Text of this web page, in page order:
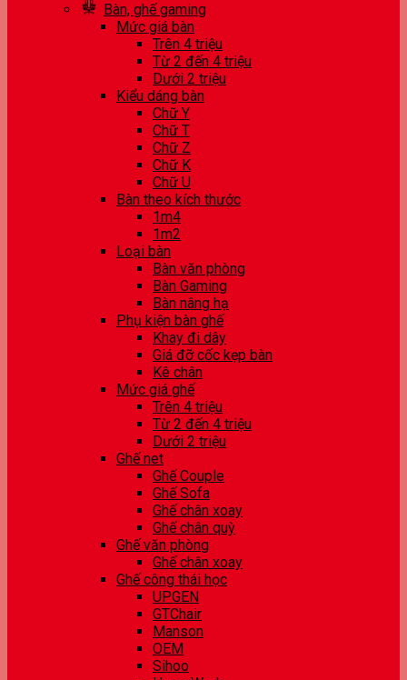
Bàn, ghế gaming
Mức giá bàn
Trên 4 triệu
Từ 2 đến 4 triệu
Dưới 2 triệu
Kiểu dáng bàn
Chữ Y
Chữ T
Chữ Z
Chữ K
Chữ U
Bàn theo kích thước
1m4
1m2
Loại bàn
Bàn văn phòng
Bàn Gaming
Bàn nâng hạ
Phụ kiện bàn ghế
Khay đi dây
Giá đỡ cốc kẹp bàn
Kê chân
Mức giá ghế
Trên 4 triệu
Từ 2 đến 4 triệu
Dưới 2 triệu
Ghế net
Ghế Couple
Ghế Sofa
Ghế chân xoay
Ghế chân quỳ
Ghế văn phòng
Ghế chân xoay
Ghế công thái học
UPGEN
GTChair
Manson
OEM
Sihoo